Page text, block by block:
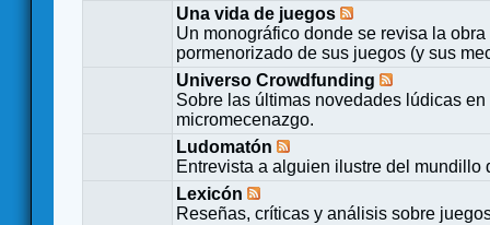
Una vida de juegos
Un monográfico donde se revisa la
pormenorizado de sus juegos (y sus
Universo Crowdfunding
Sobre las últimas novedades lúdicas
micromecenazgo.
Ludomatón
Entrevista a alguien ilustre del mundillo
Lexicón
Reseñas, críticas y análisis sobre